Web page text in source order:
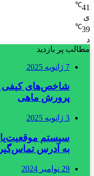
41
℃
ی
39
℃
د
مطالب پر بازدید
7 ژانویه 2025
شاخص‌های کیفی
پرورش ماهی
3 ژانویه 2025
سیستم
به آدرس
29 نوامبر 2024